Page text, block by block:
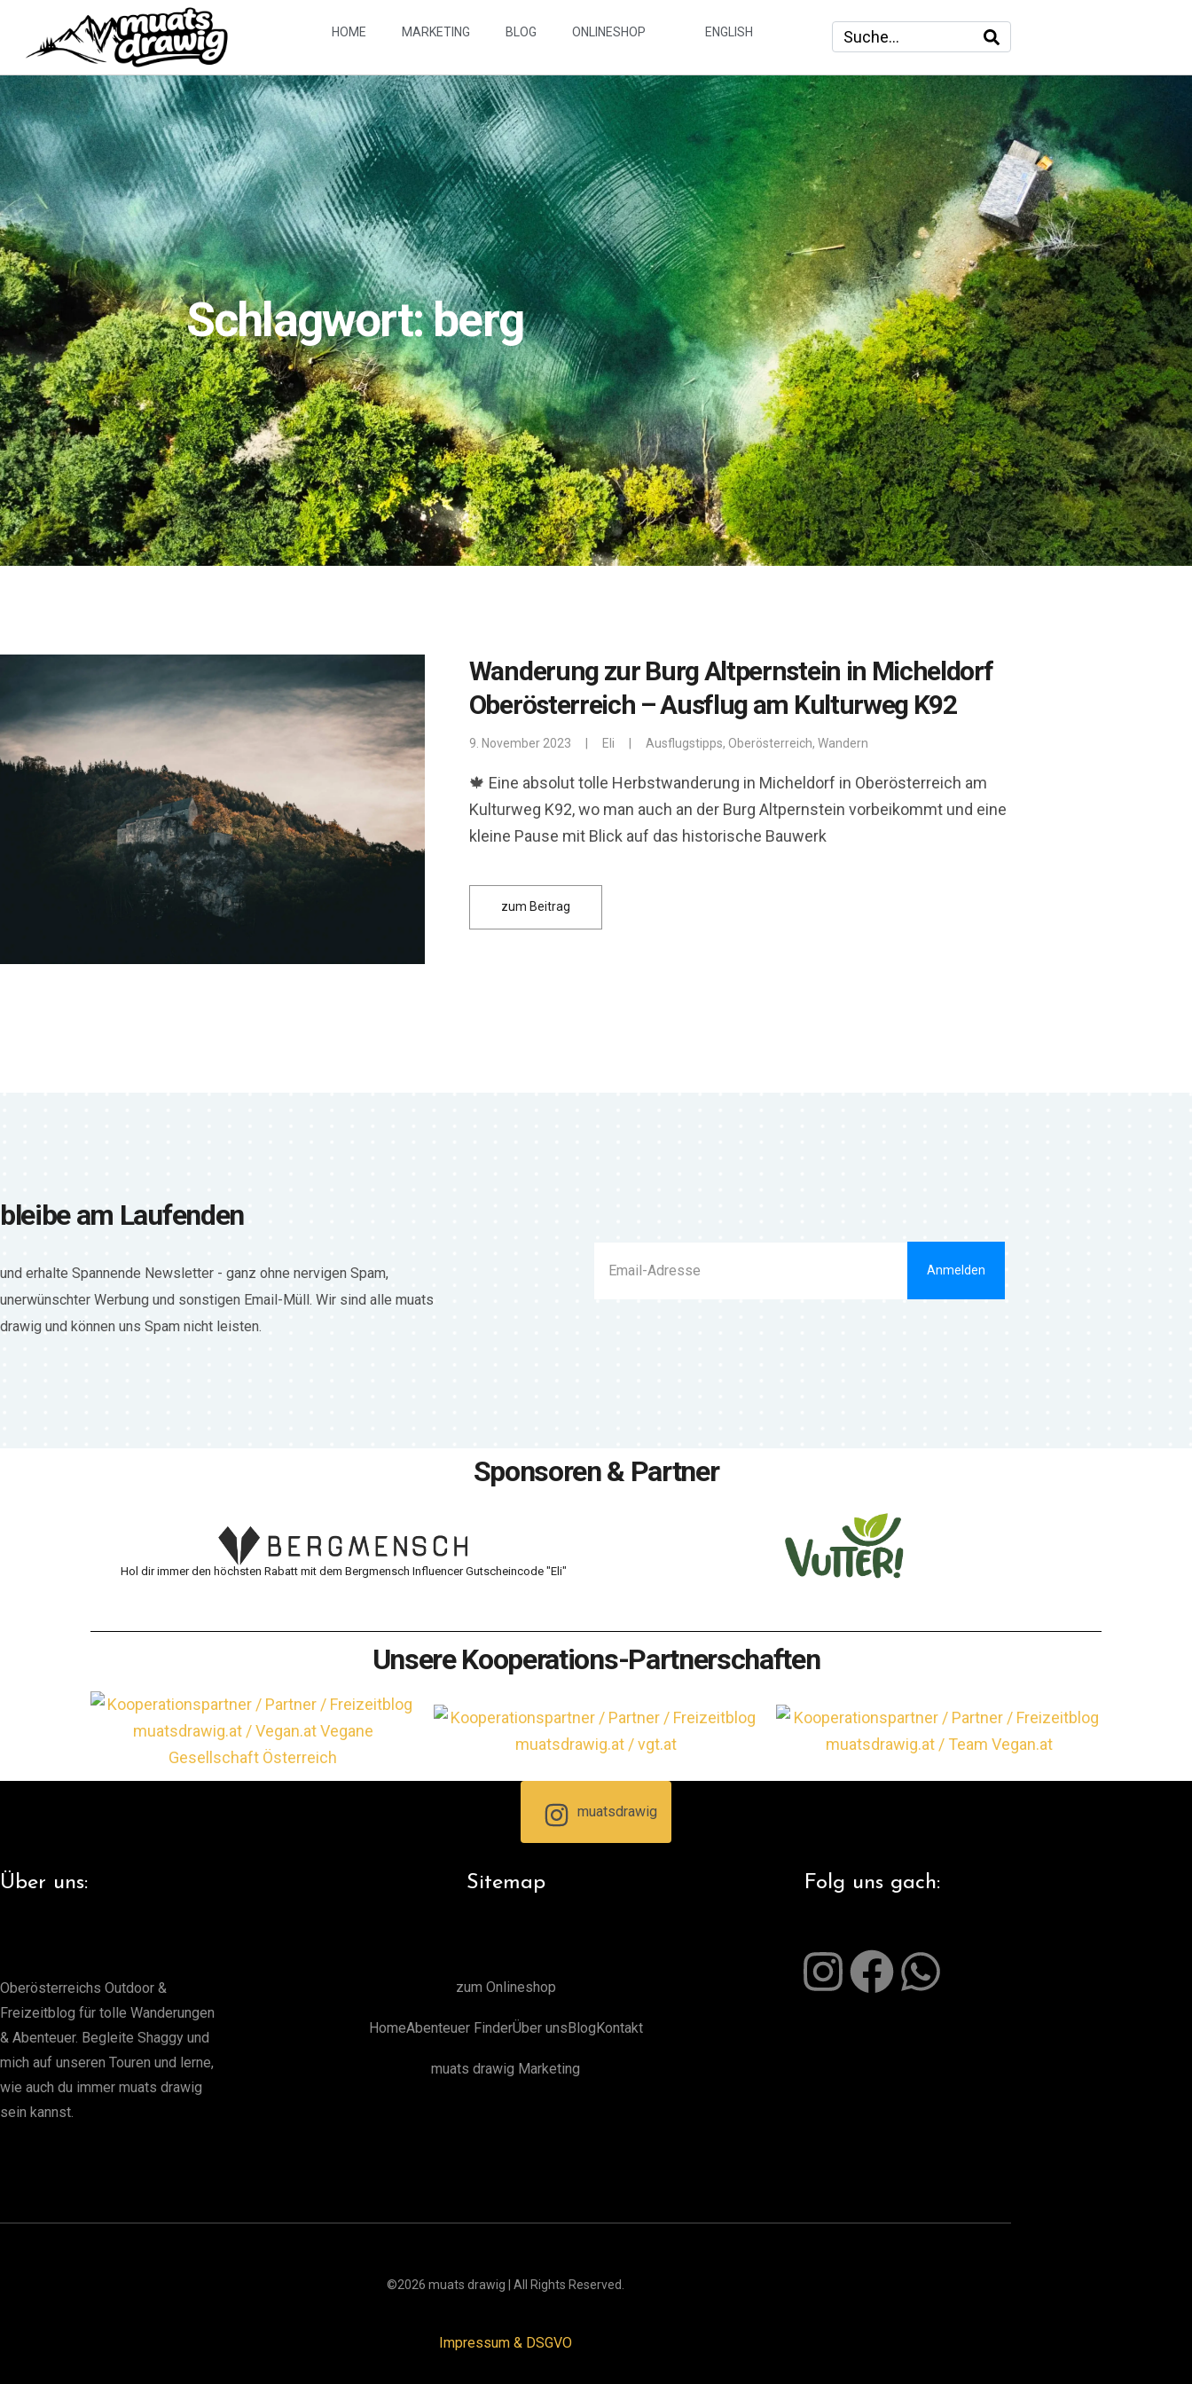
HOME MARKETING BLOG ONLINESHOP ENGLISH
Schlagwort: berg
Wanderung zur Burg Altpernstein in Micheldorf
Oberösterreich – Ausflug am Kulturweg K92
9. November 2023 Eli Ausflugstipps, Oberösterreich, Wandern
🍁 Eine absolut tolle Herbstwanderung in Micheldorf in Oberösterreich am
Kulturweg K92, wo man auch an der Burg Altpernstein vorbeikommt und eine
kleine Pause mit Blick auf das historische Bauwerk
zum Beitrag
bleibe am Laufenden
und erhalte Spannende Newsletter - ganz ohne nervigen Spam,
unerwünschter Werbung und sonstigen Email-Müll. Wir sind alle muats
drawig und können uns Spam nicht leisten.
Anmelden
Sponsoren & Partner
Hol dir immer den höchsten Rabatt mit dem Bergmensch Influencer Gutscheincode "Eli"
Unsere Kooperations-Partnerschaften
muatsdrawig
Über uns:
Oberösterreichs Outdoor &
Freizeitblog für tolle Wanderungen
& Abenteuer. Begleite Shaggy und
mich auf unseren Touren und lerne,
wie auch du immer muats drawig
sein kannst.
Sitemap
zum Onlineshop
HomeAbenteuer FinderÜber uns Blog Kontakt
muats drawig Marketing
Folg uns gach:
©2026 muats drawig | All Rights Reserved.
Impressum & DSGVO